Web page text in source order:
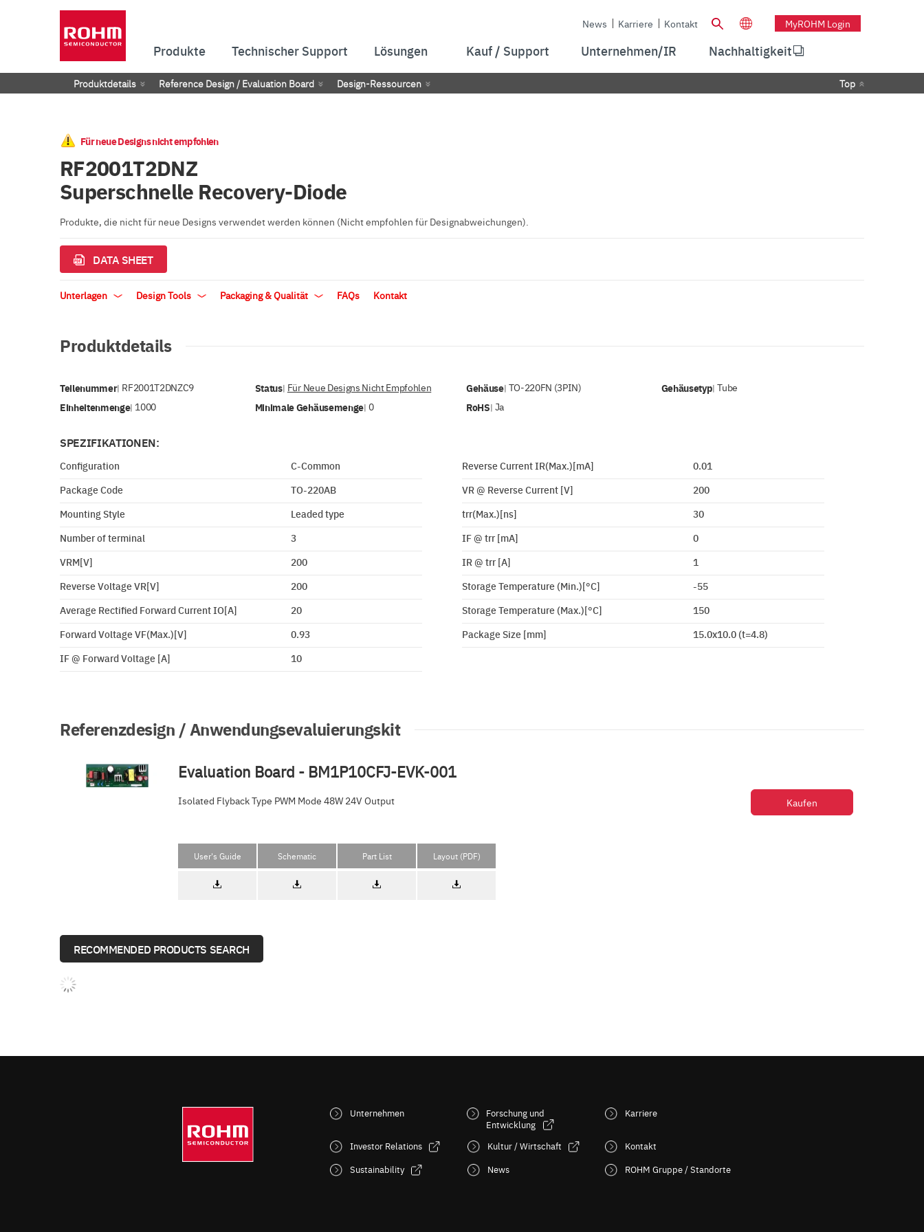
News Karriere Kontakt MyROHM Login
Produkte Technischer Support Lösungen Kauf / Support Unternehmen/IR Nachhaltigkeit
Produktdetails Reference Design / Evaluation Board Design-Ressourcen Top
Für neue Designs nicht empfohlen
RF2001T2DNZ
Superschnelle Recovery-Diode
Produkte, die nicht für neue Designs verwendet werden können (Nicht empfohlen für Designabweichungen).
DATA SHEET
Unterlagen Design Tools Packaging & Qualität FAQs Kontakt
Produktdetails
Teilenummer| RF2001T2DNZC9 Status| Für Neue Designs Nicht Empfohlen Gehäuse| TO-220FN (3PIN) Gehäusetyp|Tube
Einheitenmenge| 1000 Minimale Gehäusemenge| 0 RoHS| Ja
SPEZIFIKATIONEN:
Configuration
C-Common
Package Code
TO-220AB
Mounting Style
Leaded type
Number of terminal
3
VRM[V]
200
Reverse Voltage VR[V]
200
Average Rectified Forward Current IO[A]
20
Forward Voltage VF(Max.)[V]
0.93
IF @ Forward Voltage [A]
10
Reverse Current IR(Max.)[mA]
0.01
VR @ Reverse Current [V]
200
trr(Max.)[ns]
30
IF @ trr [mA]
0
IR @ trr [A]
1
Storage Temperature (Min.)[°C]
-55
Storage Temperature (Max.)[°C]
150
Package Size [mm]
15.0x10.0 (t=4.8)
Referenzdesign / Anwendungsevaluierungskit
Evaluation Board - BM1P10CFJ-EVK-001
Isolated Flyback Type PWM Mode 48W 24V Output Kaufen
User's Guide Schematic Part List Layout (PDF)
RECOMMENDED PRODUCTS SEARCH
Unternehmen
Investor Relations
Sustainability
Forschung und
Entwicklung
Kultur / Wirtschaft
News
Karriere
Kontakt
ROHM Gruppe / Standorte